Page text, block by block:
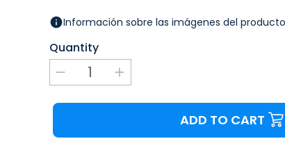
Información sobre las imágenes del producto
Quantity
ADD TO CART